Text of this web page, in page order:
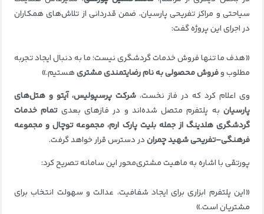
سیاحتی و مراکز تفریحی پارسیان، ضمن قدردانی از تلاش‌های همکاران
در اجرای این پروژه گفت:
«هدف ما تنها فروش خدمات گردشگری نیست؛ ما به دنبال ایجاد تجربه
مطلوب وفروش محصولی به نام رضایتمندی مشتریهستیم.»
وی اعلام کرد که در فاز نخست،شرکت پرسپولیس، آیتو و هتل‌های
پارسیانبه پلتفرم متصل شده‌اند و در فازهای بعدیتمام خدمات
گردشگری هلدینگ از جمله بلیت پارک ارم، مجموعه توچال و مجموعه
فرهنگی–تفریحی شهید چمراندر دسترس قرار خواهد گرفت.
پورتقی با اشاره به ماهیت مشتری‌محور این سامانه تصریح کرد:
«این پلتفرم ابزاری برای ایجاد شفافیت، عدالت و سهولت انتخاب برای
مشتریان است.»